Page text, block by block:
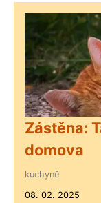
Zástěna:
domova
kuchyně
08. 02. 2025